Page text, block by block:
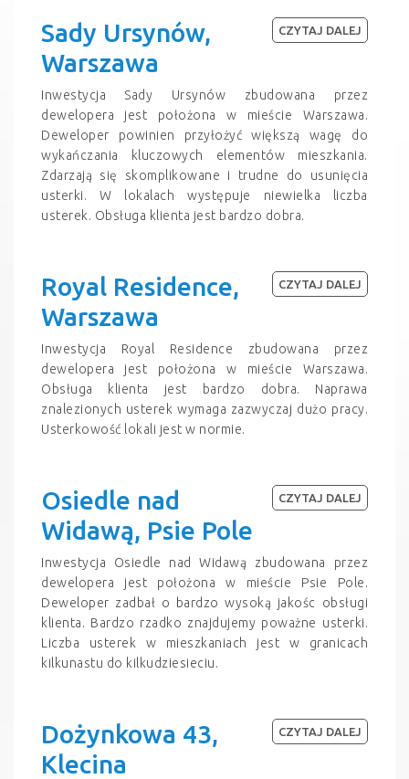
Sady Ursynów,
Warszawa
Inwestycja Sady Ursynów zbudowana przez
dewelopera jest położona w mieście Warszawa.
Deweloper powinien przyłożyć większą wagę do
wykańczania kluczowych elementów mieszkania.
Zdarzają się skomplikowane i trudne do usunięcia
usterki. W lokalach występuje niewielka liczba
usterek. Obsługa klienta jest bardzo dobra.
CZYTAJ DALEJ
Royal Residence,
Warszawa
Inwestycja Royal Residence zbudowana przez
dewelopera jest położona w mieście Warszawa.
Obsługa klienta jest bardzo dobra. Naprawa
znalezionych usterek wymaga zazwyczaj dużo pracy.
Usterkowość lokali jest w normie.
CZYTAJ DALEJ
Osiedle nad
Widawą, Psie Pole
Inwestycja Osiedle nad Widawą zbudowana przez
dewelopera jest położona w mieście Psie Pole.
Deweloper zadbał o bardzo wysoką jakośc obsługi
klienta. Bardzo rzadko znajdujemy poważne usterki.
Liczba usterek w mieszkaniach jest w granicach
kilkunastu do kilkudziesieciu.
CZYTAJ DALEJ
Dożynkowa 43,
Klecina
CZYTAJ DALEJ